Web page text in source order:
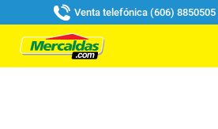
Venta telefónica (606) 8850505